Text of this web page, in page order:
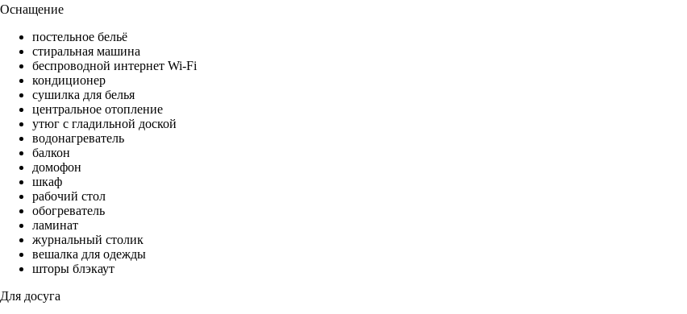
Оснащение
постельное бельё
стиральная машина
беспроводной интернет Wi-Fi
кондиционер
сушилка для белья
центральное отопление
утюг с гладильной доской
водонагреватель
балкон
домофон
шкаф
рабочий стол
обогреватель
ламинат
журнальный столик
вешалка для одежды
шторы блэкаут
Для досуга